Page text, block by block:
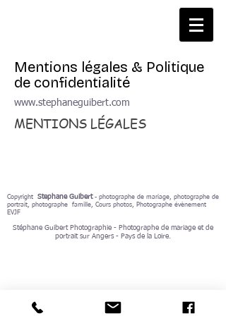
Mentions légales & Politique
de confidentialité
www.stephaneguibert.com
MENTIONS LÉGALES
Copyright Stephane Guibert- photographe de mariage, photographe de
portrait, photographe famille, Cours photos, Photographe évènement
EVJF
Stéphane Guibert Photographie - Photographe de mariage et de
portrait sur Angers - Pays de la Loire.